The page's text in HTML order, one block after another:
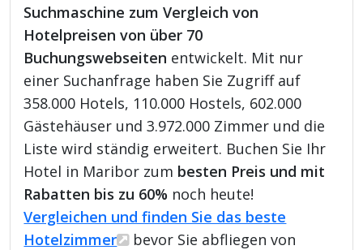
Suchmaschine zum Vergleich von
Hotelpreisen von über 70
Buchungswebseiten entwickelt. Mit nur
einer Suchanfrage haben Sie Zugriff auf
358.000 Hotels, 110.000 Hostels, 602.000
Gästehäuser und 3.972.000 Zimmer und die
Liste wird ständig erweitert. Buchen Sie Ihr
Hotel in Maribor zum besten Preis und mit
Rabatten bis zu 60% noch heute!
Vergleichen und finden Sie das beste
Hotelzimmer
bevor Sie abfliegen von